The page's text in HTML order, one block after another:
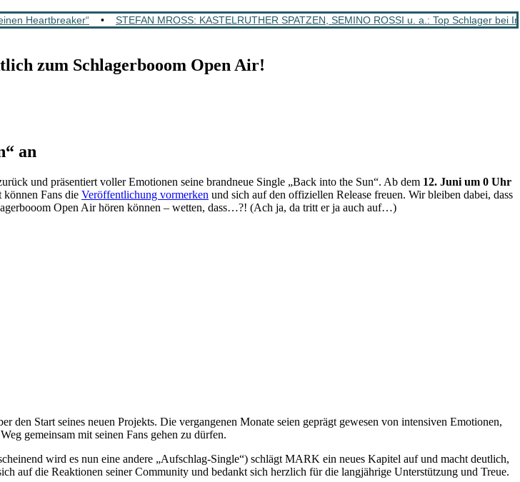
Heartbreaker“ • STEFAN MROSS: KASTELRUTHER SPATZEN, SEMINO ROSSI u. a.: Top Schlager bei
zum Schlagerbooom Open Air!
an
und präsentiert voller Emotionen seine brandneue Single „Back into the Sun“. Ab dem 12. Juni um 0 Uhr
Fans die Veröffentlichung vormerken und sich auf den offiziellen Release freuen. Wir bleiben dabei, dass
Open Air hören können – wetten, dass…?! (Ach ja, da tritt er ja auch auf…)
Start seines neuen Projekts. Die vergangenen Monate seien geprägt gewesen von intensiven Emotionen,
gemeinsam mit seinen Fans gehen zu dürfen.
wird es nun eine andere „Aufschlag-Single“) schlägt MARK ein neues Kapitel auf und macht deutlich,
auf die Reaktionen seiner Community und bedankt sich herzlich für die langjährige Unterstützung und Treue.